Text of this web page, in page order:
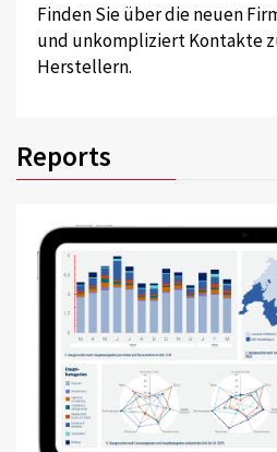
Finden Sie über die neuen
und unkompliziert Kontakte
Herstellern.
Reports